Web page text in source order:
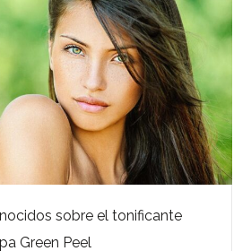
sobre el tonificante
Green Peel